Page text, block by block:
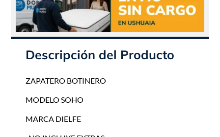
Descripción del Producto
ZAPATERO BOTINERO
MODELO SOHO
MARCA DIELFE